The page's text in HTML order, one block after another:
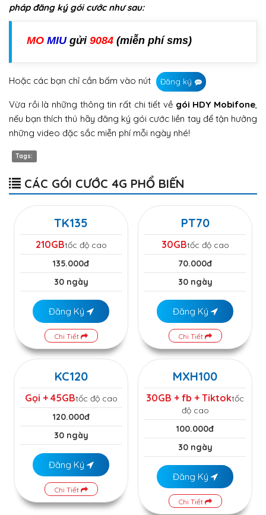
pháp đăng ký gói cước như sau:
MO MIU gửi 9084 (miễn phí sms)
Hoặc các bạn chỉ cần bấm vào nút Đăng ký
Vừa rồi là những thông tin rất chi tiết về gói HDY Mobifone,
nếu bạn thích thú hãy đăng ký gói cước liền tay để tận hưởng
những video đặc sắc miễn phí mỗi ngày nhé!
Tags:
CÁC GÓI CƯỚC 4G PHỔ BIẾN
TK135
210GBtốc độ cao
135.000đ
30 ngày
Đăng Ký
Chi Tiết
PT70
30GBtốc độ cao
70.000đ
30 ngày
Đăng Ký
Chi Tiết
KC120
Gọi + 45GBtốc độ cao
120.000đ
30 ngày
Đăng Ký
Chi Tiết
MXH100
30GB + fb + Tiktoktốc
độ cao
100.000đ
30 ngày
Đăng Ký
Chi Tiết